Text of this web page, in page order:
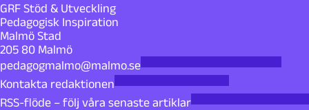
GRF Stöd & Utveckling
Pedagogisk Inspiration
Malmö Stad
205 80 Malmö
pedagogmalmo@malmo.se
Kontakta redaktionen
RSS-flöde – följ våra senaste artiklar